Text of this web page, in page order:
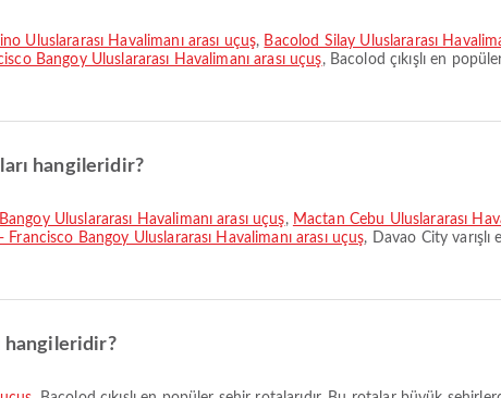
Uluslararası Havalimanı arası uçuş, Bacolod Silay Uluslararası
Bangoy Uluslararası Havalimanı arası uçuş, Bacolod çıkışlı en
hangileridir?
Uluslararası Havalimanı arası uçuş, Mactan Cebu Uluslararası
Bangoy Uluslararası Havalimanı arası uçuş, Davao City varışlı
hangileridir?